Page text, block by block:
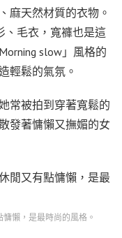
麻天然材質的衣物。
、毛衣，寬褲也是這
slow」風格的
輕鬆的氣氛。
常被拍到穿著寬鬆的
發著慵懶又撫媚的女
懶，是最時尚的風格。